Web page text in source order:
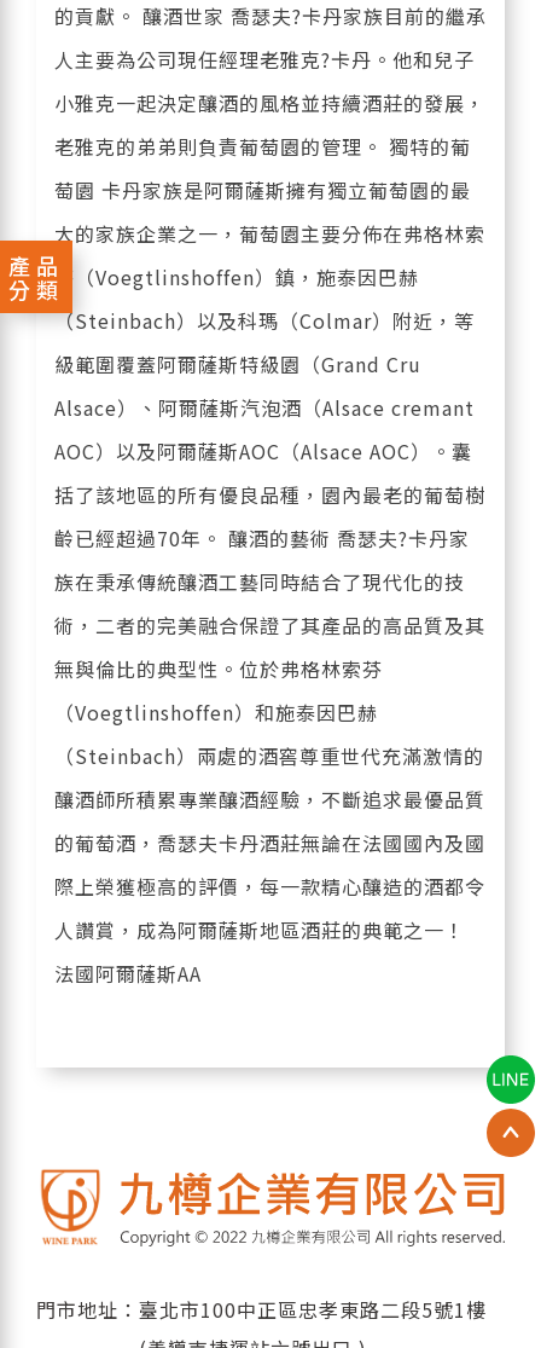
產品
分類
的貢獻。 釀酒世家 喬瑟夫?卡丹家族目前的繼承
人主要為公司現任經理老雅克?卡丹。他和兒子
小雅克一起決定釀酒的風格並持續酒莊的發展，
老雅克的弟弟則負責葡萄園的管理。 獨特的葡
萄園 卡丹家族是阿爾薩斯擁有獨立葡萄園的最
大的家族企業之一，葡萄園主要分佈在弗格林索
芬（Voegtlinshoffen）鎮，施泰因巴赫
（Steinbach）以及科瑪（Colmar）附近，等
級範圍覆蓋阿爾薩斯特級園（Grand Cru
Alsace）、阿爾薩斯汽泡酒（Alsace cremant
AOC）以及阿爾薩斯AOC（Alsace AOC）。囊
括了該地區的所有優良品種，園內最老的葡萄樹
齡已經超過70年。 釀酒的藝術 喬瑟夫?卡丹家
族在秉承傳統釀酒工藝同時結合了現代化的技
術，二者的完美融合保證了其產品的高品質及其
無與倫比的典型性。位於弗格林索芬
（Voegtlinshoffen）和施泰因巴赫
（Steinbach）兩處的酒窖尊重世代充滿激情的
釀酒師所積累專業釀酒經驗，不斷追求最優品質
的葡萄酒，喬瑟夫卡丹酒莊無論在法國國內及國
際上榮獲極高的評價，每一款精心釀造的酒都令
人讚賞，成為阿爾薩斯地區酒莊的典範之一！
法國阿爾薩斯AA
門市地址：臺北市100中正區忠孝東路二段5號1樓